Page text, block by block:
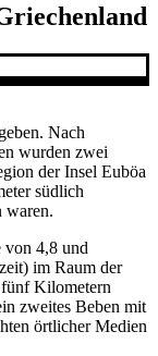
Nach
wurden zwei
der Insel Euböa
südlich
waren.
von 4,8 und
im Raum der
Kilometern
zweites Beben mit
örtlicher Medien